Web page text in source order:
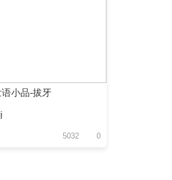
语小品-拔牙
5032 0